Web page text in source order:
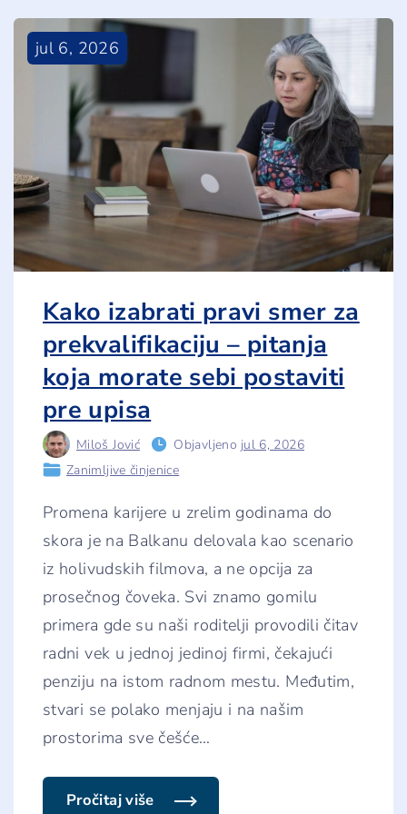
jul 6, 2026
Kako izabrati pravi smer za
prekvalifikaciju – pitanja
koja morate sebi postaviti
pre upisa
Miloš Jović Objavljeno jul 6, 2026
Zanimljive činjenice
Promena karijere u zrelim godinama do
skora je na Balkanu delovala kao scenario
iz holivudskih filmova, a ne opcija za
prosečnog čoveka. Svi znamo gomilu
primera gde su naši roditelji provodili čitav
radni vek u jednoj jedinoj firmi, čekajući
penziju na istom radnom mestu. Međutim,
stvari se polako menjaju i na našim
prostorima sve češće…
Pročitaj više
"